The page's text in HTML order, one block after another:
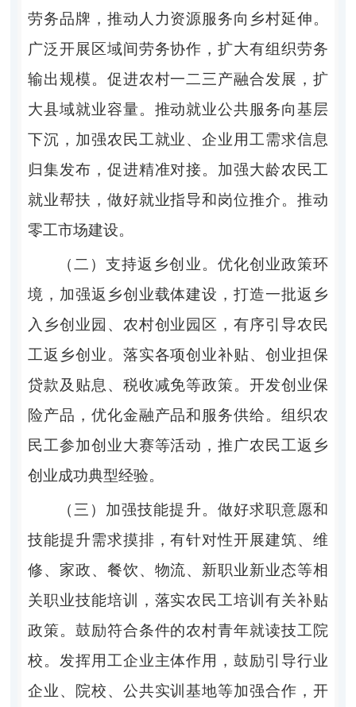
劳务品牌，推动人力资源服务向乡村延伸。
广泛开展区域间劳务协作，扩大有组织劳务
输出规模。促进农村一二三产融合发展，扩
大县域就业容量。推动就业公共服务向基层
下沉，加强农民工就业、企业用工需求信息
归集发布，促进精准对接。加强大龄农民工
就业帮扶，做好就业指导和岗位推介。推动
零工市场建设。
（二）支持返乡创业。优化创业政策环
境，加强返乡创业载体建设，打造一批返乡
入乡创业园、农村创业园区，有序引导农民
工返乡创业。落实各项创业补贴、创业担保
贷款及贴息、税收减免等政策。开发创业保
险产品，优化金融产品和服务供给。组织农
民工参加创业大赛等活动，推广农民工返乡
创业成功典型经验。
（三）加强技能提升。做好求职意愿和
技能提升需求摸排，有针对性开展建筑、维
修、家政、餐饮、物流、新职业新业态等相
关职业技能培训，落实农民工培训有关补贴
政策。鼓励符合条件的农村青年就读技工院
校。发挥用工企业主体作用，鼓励引导行业
企业、院校、公共实训基地等加强合作，开